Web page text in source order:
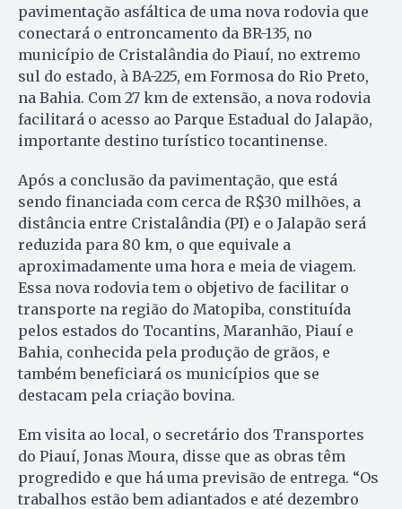
pavimentação asfáltica de uma nova rodovia que
conectará o entroncamento da BR-135, no
município de Cristalândia do Piauí, no extremo
sul do estado, à BA-225, em Formosa do Rio Preto,
na Bahia. Com 27 km de extensão, a nova rodovia
facilitará o acesso ao Parque Estadual do Jalapão,
importante destino turístico tocantinense.
Após a conclusão da pavimentação, que está
sendo financiada com cerca de R$30 milhões, a
distância entre Cristalândia (PI) e o Jalapão será
reduzida para 80 km, o que equivale a
aproximadamente uma hora e meia de viagem.
Essa nova rodovia tem o objetivo de facilitar o
transporte na região do Matopiba, constituída
pelos estados do Tocantins, Maranhão, Piauí e
Bahia, conhecida pela produção de grãos, e
também beneficiará os municípios que se
destacam pela criação bovina.
Em visita ao local, o secretário dos Transportes
do Piauí, Jonas Moura, disse que as obras têm
progredido e que há uma previsão de entrega. “Os
trabalhos estão bem adiantados e até dezembro